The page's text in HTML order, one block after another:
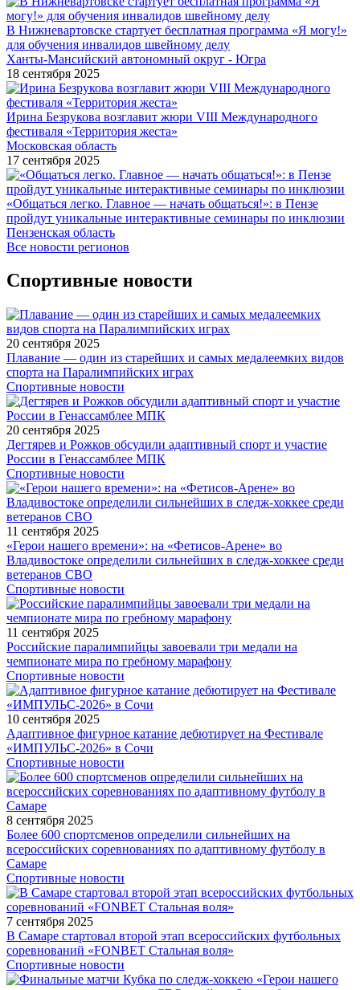
В Нижневартовске стартует бесплатная программа «Я могу!»
для обучения инвалидов швейному делу
Ханты-Мансийский автономный округ - Югра
18 сентября 2025
Ирина Безрукова возглавит жюри VIII Международного
фестиваля «Территория жеста»
Московская область
17 сентября 2025
«Общаться легко. Главное — начать общаться!»: в Пензе
пройдут уникальные интерактивные семинары по инклюзии
Пензенская область
Все новости регионов
Спортивные новости
20 сентября 2025
Плавание — один из старейших и самых медалеемких видов
спорта на Паралимпийских играх
Спортивные новости
20 сентября 2025
Дегтярев и Рожков обсудили адаптивный спорт и участие
России в Генассамблее МПК
Спортивные новости
11 сентября 2025
«Герои нашего времени»: на «Фетисов-Арене» во
Владивостоке определили сильнейших в следж-хоккее среди
ветеранов СВО
Спортивные новости
11 сентября 2025
Российские паралимпийцы завоевали три медали на
чемпионате мира по гребному марафону
Спортивные новости
10 сентября 2025
Адаптивное фигурное катание дебютирует на Фестивале
«ИМПУЛЬС-2026» в Сочи
Спортивные новости
8 сентября 2025
Более 600 спортсменов определили сильнейших на
всероссийских соревнованиях по адаптивному футболу в
Самаре
Спортивные новости
7 сентября 2025
В Самаре стартовал второй этап всероссийских футбольных
соревнований «FONBET Стальная воля»
Спортивные новости